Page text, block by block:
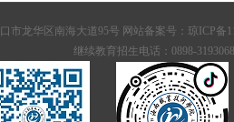
市龙华区南海大道95号 网站备案号：琼ICP备
继续教育招生电话：0898-